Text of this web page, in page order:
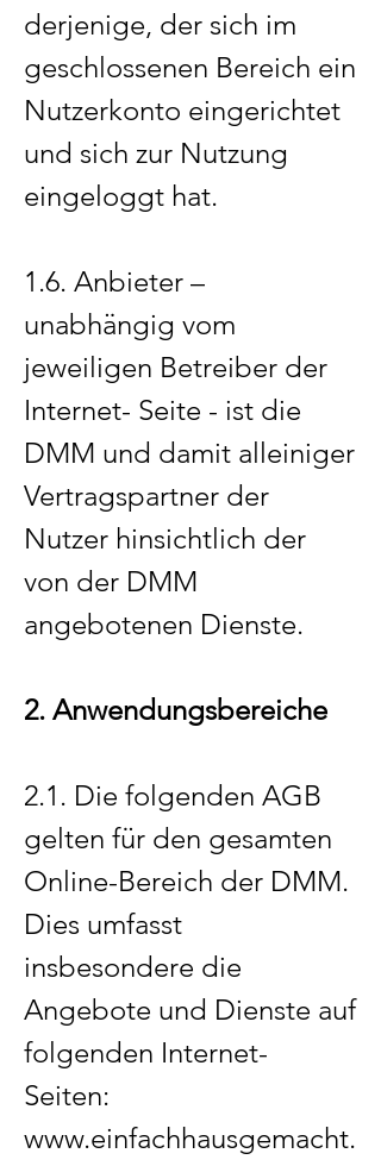
derjenige, der sich im
geschlossenen Bereich ein
Nutzerkonto eingerichtet
und sich zur Nutzung
eingeloggt hat.
1.6. Anbieter –
unabhängig vom
jeweiligen Betreiber der
Internet- Seite - ist die
DMM und damit alleiniger
Vertragspartner der
Nutzer hinsichtlich der
von der DMM
angebotenen Dienste.
2. Anwendungsbereiche
2.1. Die folgenden AGB
gelten für den gesamten
Online-Bereich der DMM.
Dies umfasst
insbesondere die
Angebote und Dienste auf
folgenden Internet-
Seiten:
www.einfachhausgemacht.